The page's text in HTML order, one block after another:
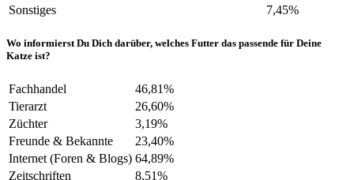
Sonstiges
7,45%
Wo informierst Du Dich darüber, welches Futter das passende für Deine
Katze ist?
Fachhandel
46,81%
Tierarzt
26,60%
Züchter
3,19%
Freunde & Bekannte
23,40%
Internet (Foren & Blogs) 64,89%
Zeitschriften
8,51%